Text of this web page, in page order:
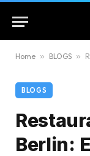
Home » BLOGS »
BLOGS
Berlin: